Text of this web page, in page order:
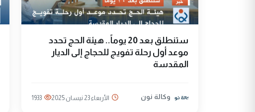
ستنطلق بعد 20 يوماً.. هيئة الحج تحدد
موعد أول رحلة تفويج للحجاج إلى الديار
المقدسة
وكالة نون الأربعاء 23 نيسان 2025 1933